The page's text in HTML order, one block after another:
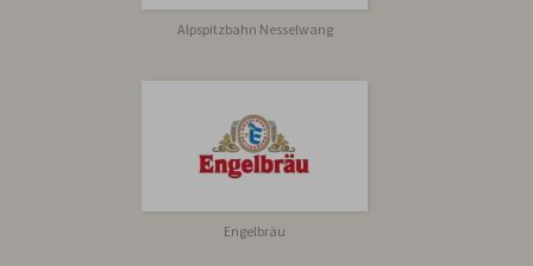
Alpspitzbahn Nesselwang
Engelbräu